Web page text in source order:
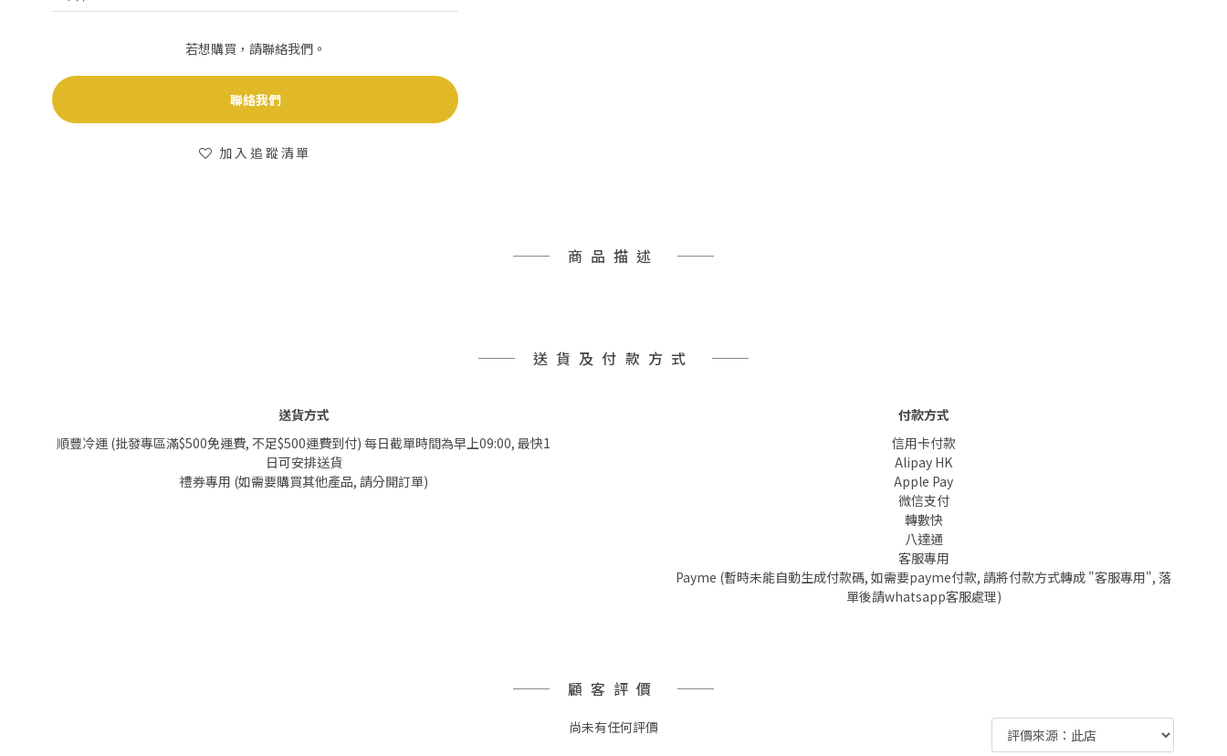
若想購買，請聯絡我們。
聯絡我們
加入追蹤清單
商品描述
送貨及付款方式
送貨方式
順豐冷運 (批發專區滿$500免運費, 不足$500運費到付) 每日截單時間為早上09:00, 最快1
日可安排送貨
禮券專用 (如需要購買其他產品, 請分開訂單)
付款方式
信用卡付款
Alipay HK
Apple Pay
微信支付
轉數快
八達通
客服專用
Payme (暫時未能自動生成付款碼, 如需要payme付款, 請將付款方式轉成 "客服專用", 落
單後請whatsapp客服處理)
顧客評價
尚未有任何評價